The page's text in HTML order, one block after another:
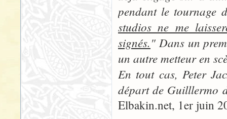
pendant le tournage
studios ne me
signés." Dans un
un autre metteur en
En tout cas, Peter
départ de Guilllermo
Elbakin.net, 1er juin